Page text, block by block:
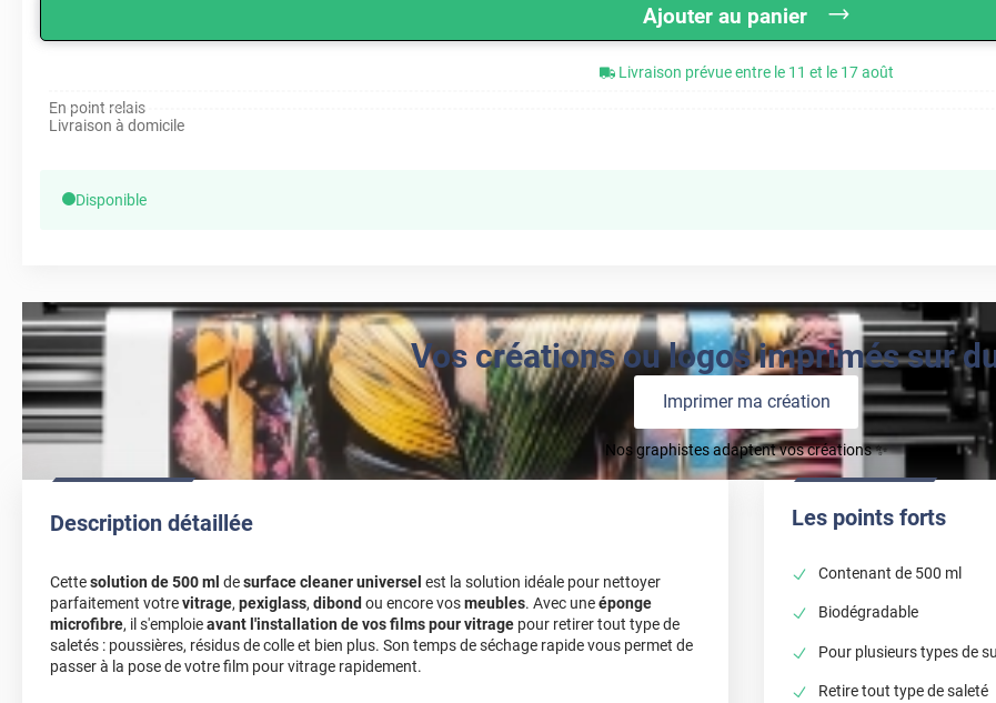
Ajouter au panier
Livraison prévue entre le 11 et le 17 août
En point relais
Livraison à domicile
Disponible
Vos créations ou logos imprimés sur
Imprimer ma création
Nos graphistes adaptent vos créations ✨
Description détaillée
Cettesolution de 500 ml desurface cleaner universel est la solution idéale pour nettoyer
parfaitement votrevitrage, pexiglass, dibond ou encore vosmeubles. Avec uneéponge
microfibre, il s'emploieavant l'installation de vos films pour vitrage pour retirer tout type de
saletés : poussières, résidus de colle et bien plus. Son temps de séchage rapide vous permet de
passer à la pose de votre film pour vitrage rapidement.
Les points forts
Contenant de 500 ml
Biodégradable
Pour plusieurs types de
Retire tout type de saleté